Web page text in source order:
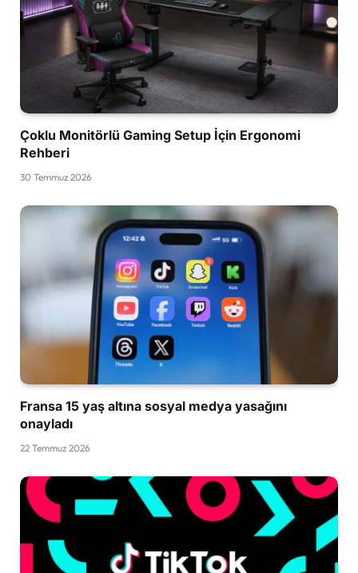
Çoklu Monitörlü Gaming Setup İçin Ergonomi
Rehberi
30 Temmuz 2026
Fransa 15 yaş altına sosyal medya yasağını
onayladı
22 Temmuz 2026